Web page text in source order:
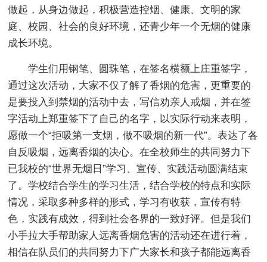
做起，从身边做起，积极营造控烟、健康、文明的家
庭、校园、社会的良好环境，还青少年一个无烟的健康
成长环境。
学生们用钢笔、圆珠笔，在签名横额上庄重签字，
通过这次活动，大家不仅了解了香烟的危害，更重要的
是要投入到禁烟的活动中去，写信劝亲人戒烟，并在签
字活动上郑重签下了自己的名字，以实际行动来表明，
愿做一个“拒吸第一支烟，做不吸烟的新一代”。表达了各
自反吸烟，远离香烟的决心。在全校师生的共同努力下
已我校的“世界无烟日”学习、宣传、实践活动圆满结束
了。学校结合学生的学习生活，结合学校的特点和实际
情况，采取多种多样的形式，学习有收获，宣传有特
色，实践有成效，得到社会各界的一致好评。但是我们
小手拉大手帮助家人远离香烟危害的活动还在进行着，
相信在队员们的共同努力下广大家长和孩子都能远离香